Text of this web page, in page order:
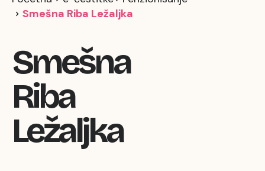
Smešna Riba Ležaljka
Smešna
Riba
Ležaljka